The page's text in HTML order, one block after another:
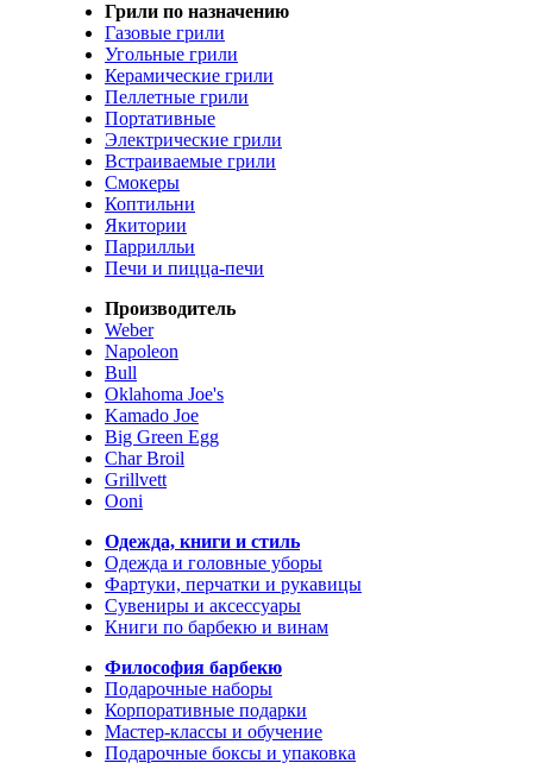
Грили по назначению
Газовые грили
Угольные грили
Керамические грили
Пеллетные грили
Портативные
Электрические грили
Встраиваемые грили
Смокеры
Коптильни
Якитории
Паррилльи
Печи и пицца-печи
Производитель
Weber
Napoleon
Bull
Oklahoma Joe's
Kamado Joe
Big Green Egg
Char Broil
Grillvett
Ooni
Одежда, книги и стиль
Одежда и головные уборы
Фартуки, перчатки и рукавицы
Сувениры и аксессуары
Книги по барбекю и винам
Философия барбекю
Подарочные наборы
Корпоративные подарки
Мастер-классы и обучение
Подарочные боксы и упаковка